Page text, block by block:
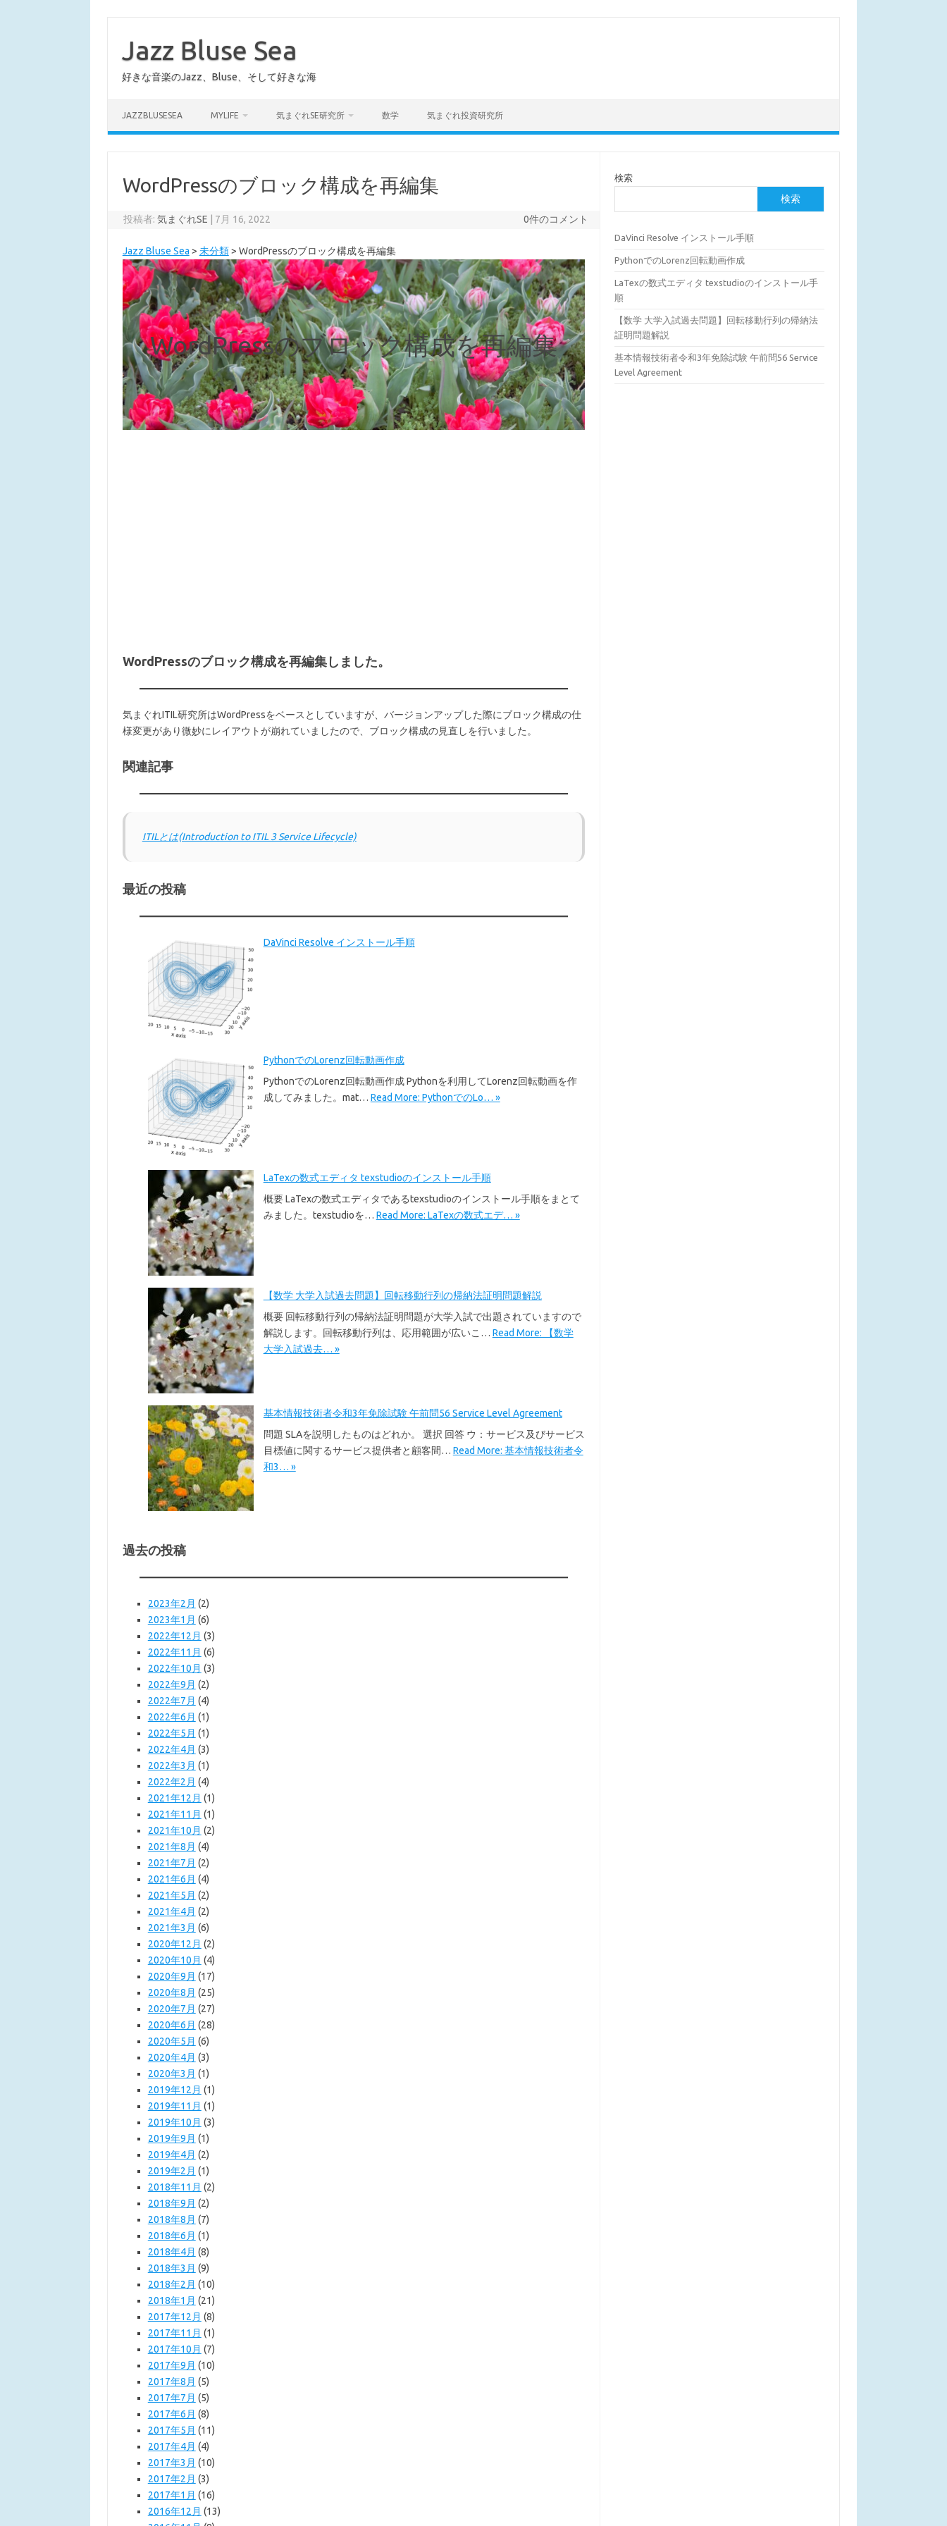
Jazz Bluse Sea
好きな音楽のJazz、Bluse、そして好きな海
JAZZBLUSESEA MYLIFE 気まぐれSE研究所 数学 気まぐれ投資研究所
WordPressのブロック構成を再編集
投稿者:気まぐれSE 7月 16, 2022 0件のコメント
Jazz Bluse Sea > 未分類> WordPressのブロック構成を再編集
WordPressのブロック構成を再編集
WordPressのブロック構成を再編集しました。
気まぐれITIL研究所はWordPressをベースとしていますが、バージョンアップした際にブロック構成の仕
様変更があり微妙にレイアウトが崩れていましたので、ブロック構成の見直しを行いました。
関連記事
ITILとは(Introduction to ITIL 3 Service Lifecycle)
最近の投稿
DaVinci Resolve インストール手順
PythonでのLorenz回転動画作成
PythonでのLorenz回転動画作成 Pythonを利用してLorenz回転動画を作
成してみました。mat… Read More: PythonでのLo… »
LaTexの数式エディタ texstudioのインストール手順
概要 LaTexの数式エディタであるtexstudioのインストール手順をまとて
みました。texstudioを… Read More: LaTexの数式エデ… »
【数学 大学入試過去問題】回転移動行列の帰納法証明問題解説
概要 回転移動行列の帰納法証明問題が大学入試で出題されていますので
解説します。回転移動行列は、応用範囲が広いこ… Read More: 【数学
大学入試過去… »
基本情報技術者令和3年免除試験 午前問56 Service Level Agreement
問題 SLAを説明したものはどれか。 選択 回答 ウ：サービス及びサービス
目標値に関するサービス提供者と顧客間… Read More: 基本情報技術者令
和3… »
過去の投稿
2023年2月 (2)
2023年1月 (6)
2022年12月 (3)
2022年11月 (6)
2022年10月 (3)
2022年9月 (2)
2022年7月 (4)
2022年6月 (1)
2022年5月 (1)
2022年4月 (3)
2022年3月 (1)
2022年2月 (4)
2021年12月 (1)
2021年11月 (1)
2021年10月 (2)
2021年8月 (4)
2021年7月 (2)
2021年6月 (4)
2021年5月 (2)
2021年4月 (2)
2021年3月 (6)
2020年12月 (2)
2020年10月 (4)
2020年9月 (17)
2020年8月 (25)
2020年7月 (27)
2020年6月 (28)
2020年5月 (6)
2020年4月 (3)
2020年3月 (1)
2019年12月 (1)
2019年11月 (1)
2019年10月 (3)
2019年9月 (1)
2019年4月 (2)
2019年2月 (1)
2018年11月 (2)
2018年9月 (2)
2018年8月 (7)
2018年6月 (1)
2018年4月 (8)
2018年3月 (9)
2018年2月 (10)
2018年1月 (21)
2017年12月 (8)
2017年11月 (1)
2017年10月 (7)
2017年9月 (10)
2017年8月 (5)
2017年7月 (5)
2017年6月 (8)
2017年5月 (11)
2017年4月 (4)
2017年3月 (10)
2017年2月 (3)
2017年1月 (16)
2016年12月 (13)
検索
検索
DaVinci Resolve インストール手順
PythonでのLorenz回転動画作成
LaTexの数式エディタ texstudioのインストール手
順
【数学 大学入試過去問題】回転移動行列の帰納法
証明問題解説
基本情報技術者令和3年免除試験 午前問56 Service
Level Agreement